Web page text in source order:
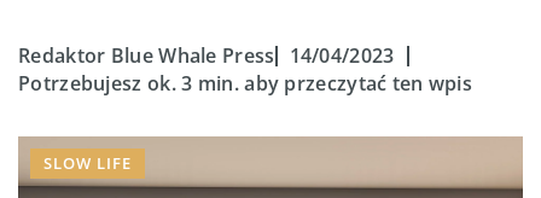
Redaktor Blue Whale Press
14/04/2023
Potrzebujesz ok. 3 min. aby przeczytać ten wpis
SLOW LIFE